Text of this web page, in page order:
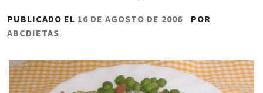
PUBLICADO EL 16 DE AGOSTO DE 2006
POR
ABCDIETAS